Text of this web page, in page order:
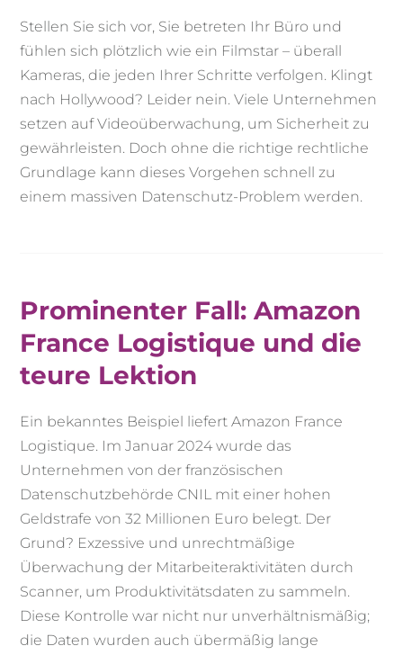
Stellen Sie sich vor, Sie betreten Ihr Büro und
fühlen sich plötzlich wie ein Filmstar – überall
Kameras, die jeden Ihrer Schritte verfolgen. Klingt
nach Hollywood? Leider nein. Viele Unternehmen
setzen auf Videoüberwachung, um Sicherheit zu
gewährleisten. Doch ohne die richtige rechtliche
Grundlage kann dieses Vorgehen schnell zu
einem massiven Datenschutz-Problem werden.
Prominenter Fall: Amazon
France Logistique und die
teure Lektion
Ein bekanntes Beispiel liefert Amazon France
Logistique. Im Januar 2024 wurde das
Unternehmen von der französischen
Datenschutzbehörde CNIL mit einer hohen
Geldstrafe von 32 Millionen Euro belegt. Der
Grund? Exzessive und unrechtmäßige
Überwachung der Mitarbeiteraktivitäten durch
Scanner, um Produktivitätsdaten zu sammeln.
Diese Kontrolle war nicht nur unverhältnismäßig;
die Daten wurden auch übermäßig lange